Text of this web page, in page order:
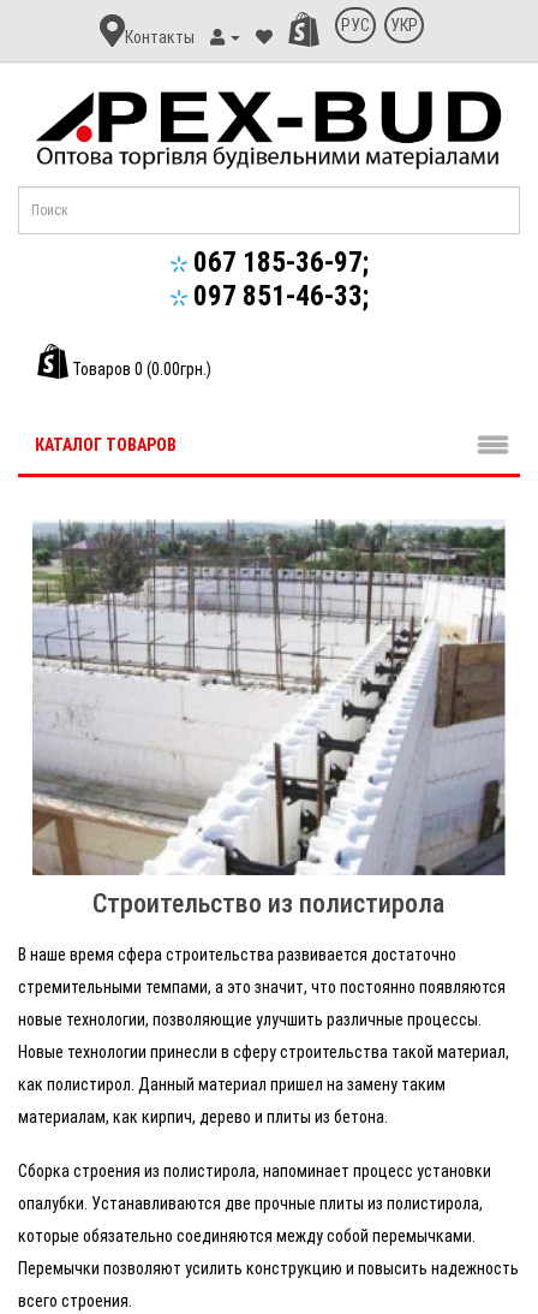
Контакт
Апекс-
Контакты
РУС УКР
067 185-36-97;
097 851-46-33;
Товаров 0 (0.00грн.)
КАТАЛОГ ТОВАРОВ
Строительство из полистирола
В наше время сфера строительства развивается достаточно
стремительными темпами, а это значит, что постоянно появляются
новые технологии, позволяющие улучшить различные процессы.
Новые технологии принесли в сферу строительства такой материал,
как полистирол. Данный материал пришел на замену таким
материалам, как кирпич, дерево и плиты из бетона.
Сборка строения из полистирола, напоминает процесс установки
опалубки. Устанавливаются две прочные плиты из полистирола,
которые обязательно соединяются между собой перемычками.
Перемычки позволяют усилить конструкцию и повысить надежность
всего строения.